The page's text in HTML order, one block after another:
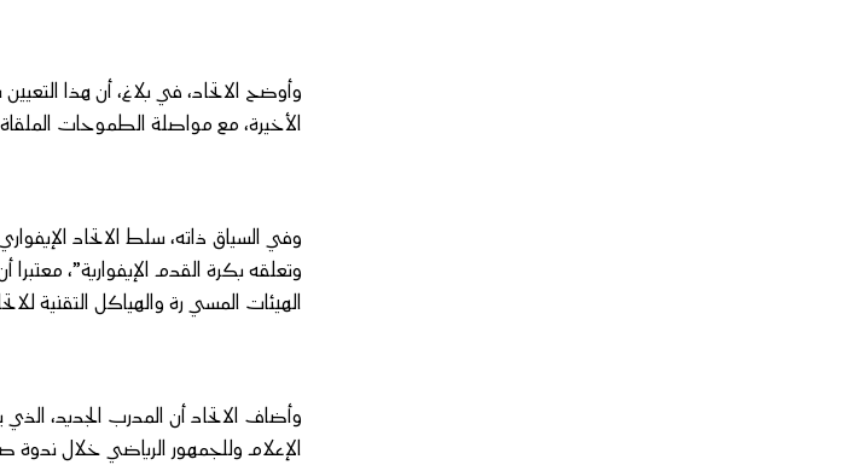
وأوضح الاتحاد، في بلاغ، أن هذا
الأخيرة، مع مواصلة الطموحات الملقاة
وفي السياق ذاته، سلط الاتحاد
وتعلقه بكرة القدم الإيفوارية”،
الهيئات المسي رة والهياكل التقنية
وأضاف الاتحاد أن المدرب الجديد،
الإعلام وللجمهور الرياضي خلال